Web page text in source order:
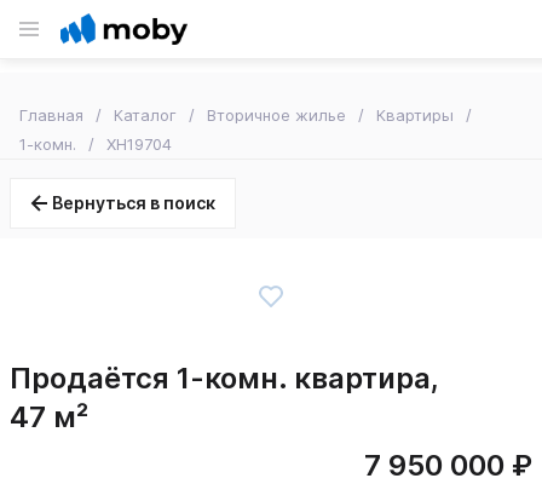
Главная Каталог Вторичное жилье
Квартиры
1-комн.
XH19704
Вернуться в поиск
Продаётся 1-комн. квартира,
47 м²
7 950 000 ₽